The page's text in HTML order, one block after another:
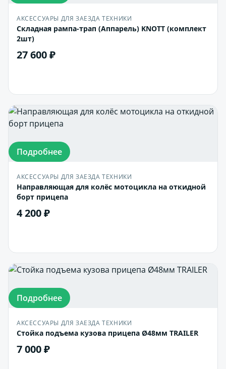
АКСЕССУАРЫ ДЛЯ ЗАЕЗДА ТЕХНИКИ
Cкладная рампа-трап (Аппарель) KNOTT (комплект
2шт)
27 600 ₽
Подробнее
АКСЕССУАРЫ ДЛЯ ЗАЕЗДА ТЕХНИКИ
Направляющая для колёс мотоцикла на откидной
борт прицепа
4 200 ₽
Подробнее
АКСЕССУАРЫ ДЛЯ ЗАЕЗДА ТЕХНИКИ
Стойка подъема кузова прицепа Ø48мм TRAILER
7 000 ₽